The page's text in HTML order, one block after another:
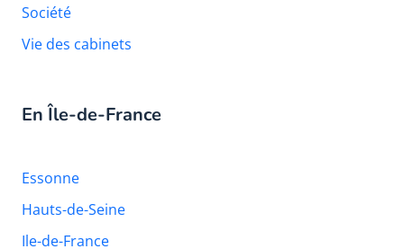
Société
Vie des cabinets
En Île-de-France
Essonne
Hauts-de-Seine
Ile-de-France